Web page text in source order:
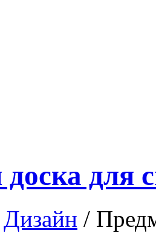
для
Дизайн /